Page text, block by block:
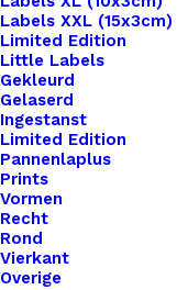
Labels XXL (15x3cm)
Limited Edition
Little Labels
Gekleurd
Gelaserd
Ingestanst
Limited Edition
Pannenlaplus
Prints
Vormen
Recht
Rond
Vierkant
Overige
Home Leren Labels
Leren
Opa
€
Wil je je
een hoger niveau